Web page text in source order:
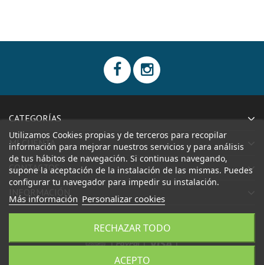
CATEGORÍAS
MI CUENTA
CONTACTOS
Utilizamos Cookies propias y de terceros para recopilar
información para mejorar nuestros servicios y para análisis
de tus hábitos de navegación. Si continuas navegando,
supone la aceptación de la instalación de las mismas. Puedes
configurar tu navegador para impedir su instalación.
Más información Personalizar cookies
RECHAZAR TODO
ACEPTO
| | |